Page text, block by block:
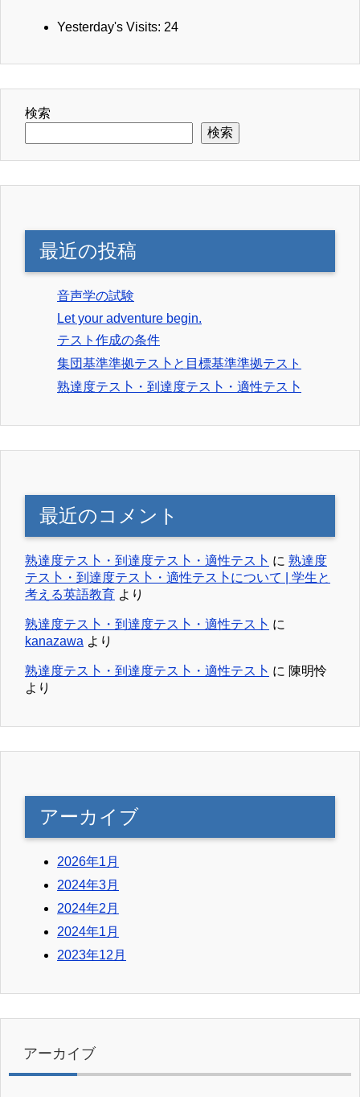
Yesterday's Visits: 24
検索
検索
最近の投稿
音声学の試験
Let your adventure begin.
テスト作成の条件
集団基準準拠テス卜と目標基準準拠テスト
熟達度テス卜・到達度テス卜・適性テス卜
最近のコメント
熟達度テス卜・到達度テス卜・適性テス卜 に 熟達度
テス卜・到達度テス卜・適性テス卜について | 学生と
考える英語教育 より
熟達度テス卜・到達度テス卜・適性テス卜 に
kanazawa より
熟達度テス卜・到達度テス卜・適性テス卜 に 陳明怜
より
アーカイブ
2026年1月
2024年3月
2024年2月
2024年1月
2023年12月
アーカイブ